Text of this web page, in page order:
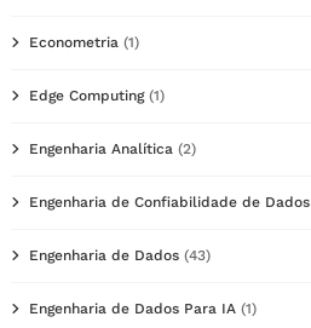
Econometria (1)
Edge Computing(1)
Engenharia Analítica (2)
Engenharia de Confiabilidade de Dados
Engenharia de Dados (43)
Engenharia de Dados Para IA (1)